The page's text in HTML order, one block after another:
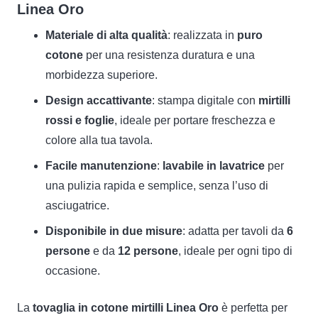
Linea Oro
Materiale di alta qualità: realizzata in puro
cotone per una resistenza duratura e una
morbidezza superiore.
Design accattivante: stampa digitale con mirtilli
rossi e foglie, ideale per portare freschezza e
colore alla tua tavola.
Facile manutenzione: lavabile in lavatrice per
una pulizia rapida e semplice, senza l’uso di
asciugatrice.
Disponibile in due misure: adatta per tavoli da 6
persone e da 12 persone, ideale per ogni tipo di
occasione.
La tovaglia in cotone mirtilli Linea Oro è perfetta per